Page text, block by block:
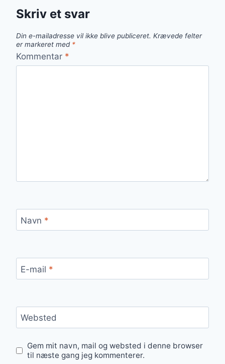
Skriv et svar
Din e-mailadresse vil ikke blive publiceret. Krævede felter
er markeret med *
Kommentar *
Navn *
E-mail *
Websted
Gem mit navn, mail og websted i denne browser
til næste gang jeg kommenterer.